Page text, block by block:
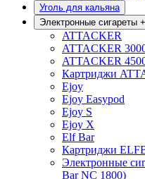
Уголь для кальяна
Электронные сигареты +
ATTACKER
ATTACKER
ATTACKER
Картриджи
Ejoy
Ejoy Easypod
Ejoy S
Ejoy X
Elf Bar
Картриджи
Электронные
Bar NC 1800)